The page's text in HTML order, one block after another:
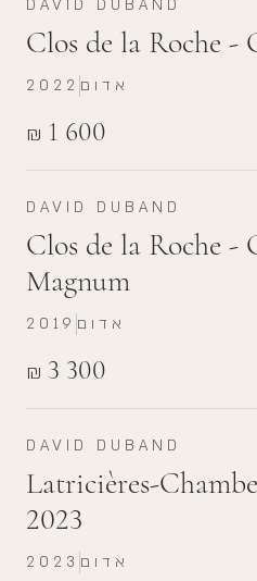
DAVID DUBAND
Clos de la Roche -
₪ 1 600
2022 אדום
DAVID DUBAND
Clos de la Roche -
Magnum
₪ 3 300
2019 אדום
DAVID DUBAND
Latricières-
2023
2023 אדום